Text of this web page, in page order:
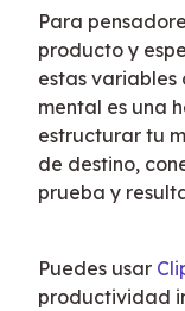
Para
producto y
estas variables
mental es una
estructurar tu
de destino,
prueba y
Puedes usar
productividad